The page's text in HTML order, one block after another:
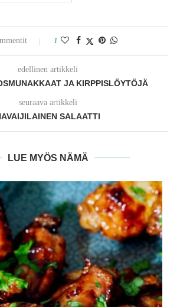
1
edellinen artikkeli
JA KIRPPISLÖYTÖJÄ
seuraava artikkeli
SALAATTI
LUE MYÖS NÄMÄ